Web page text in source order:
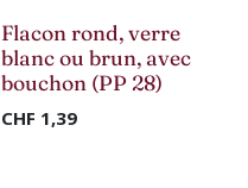
Flacon rond, verre
blanc ou brun, avec
bouchon (PP 28)
CHF 1,39